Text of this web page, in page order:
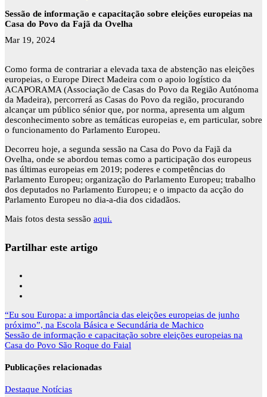
Sessão de informação e capacitação sobre eleições europeias na
Casa do Povo da Fajã da Ovelha
Mar 19, 2024
Como forma de contrariar a elevada taxa de abstenção nas eleições
europeias, o Europe Direct Madeira com o apoio logístico da
ACAPORAMA (Associação de Casas do Povo da Região Autónoma
da Madeira), percorrerá as Casas do Povo da região, procurando
alcançar um público sénior que, por norma, apresenta um algum
desconhecimento sobre as temáticas europeias e, em particular, sobre
o funcionamento do Parlamento Europeu.
Decorreu hoje, a segunda sessão na Casa do Povo da Fajã da
Ovelha, onde se abordou temas como a participação dos europeus
nas últimas europeias em 2019; poderes e competências do
Parlamento Europeu; organização do Parlamento Europeu; trabalho
dos deputados no Parlamento Europeu; e o impacto da acção do
Parlamento Europeu no dia-a-dia dos cidadãos.
Mais fotos desta sessão aqui.
Partilhar este artigo
Navegação
de
artigos
“Eu sou Europa: a importância das eleições europeias de junho
próximo”, na Escola Básica e Secundária de Machico
Sessão de informação e capacitação sobre eleições europeias na
Casa do Povo São Roque do Faial
Publicações relacionadas
Destaque Notícias